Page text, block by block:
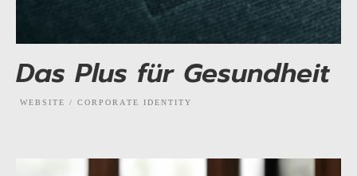
Das Plus für Gesundheit
WEBSITE / CORPORATE IDENTITY